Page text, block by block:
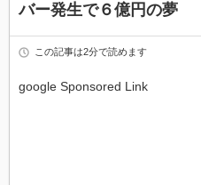
バー発生で６億円の夢
この記事は2分で読めます
google Sponsored Link